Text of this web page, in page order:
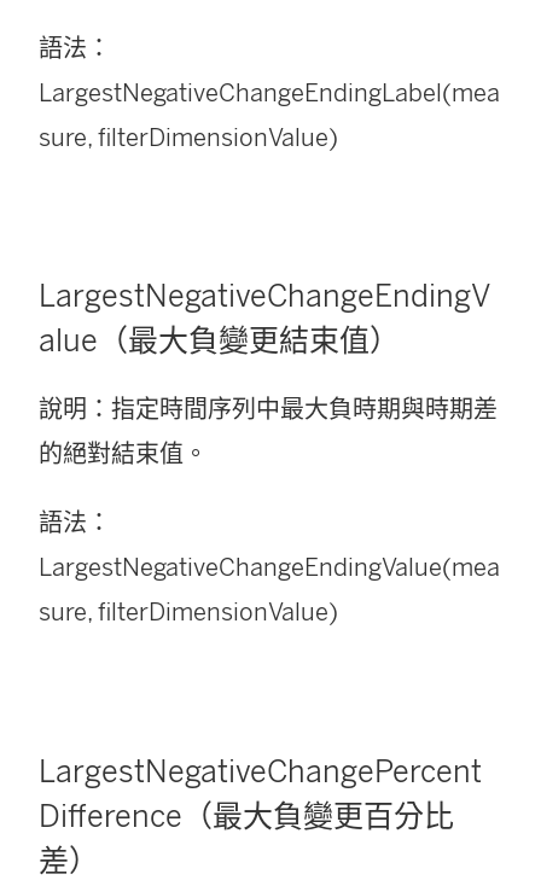
語法：
LargestNegativeChangeEndingLabel(mea
sure, filterDimensionValue)
LargestNegativeChangeEndingV
alue（最大負變更結束值）
說明：指定時間序列中最大負時期與時期差
的絕對結束值。
語法：
LargestNegativeChangeEndingValue(mea
sure, filterDimensionValue)
LargestNegativeChangePercent
Difference（最大負變更百分比
差）